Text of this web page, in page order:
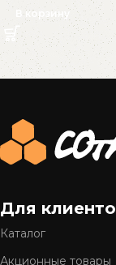
В корзину
Read More
Для
Каталог
Акционные товары